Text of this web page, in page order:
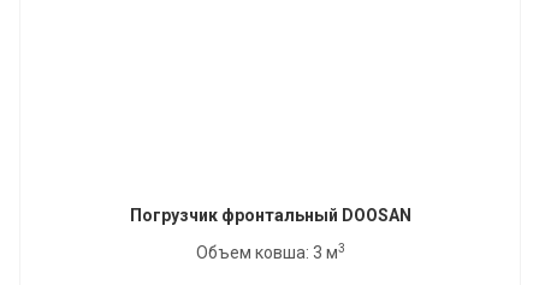
Погрузчик фронтальный DOOSAN
Объем ковша: 3 м3